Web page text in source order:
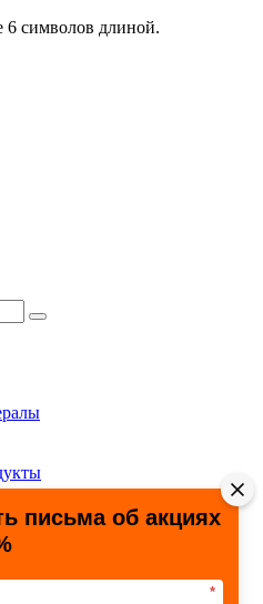
6 символов длиной.
письма об акциях
*